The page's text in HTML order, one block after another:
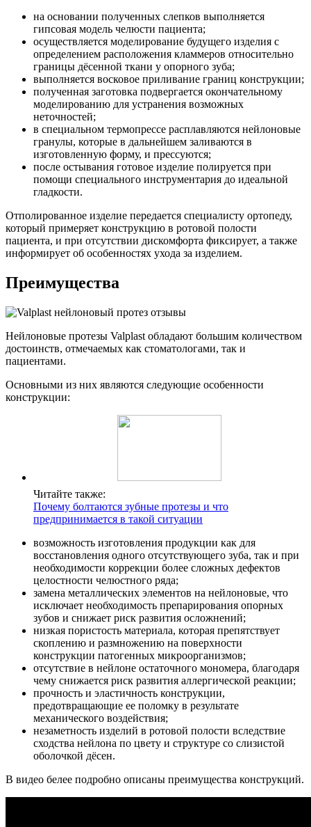
на основании полученных слепков выполняется
гипсовая модель челюсти пациента;
осуществляется моделирование будущего изделия с
определением расположения кламмеров относительно
границы дёсенной ткани у опорного зуба;
выполняется восковое приливание границ конструкции;
полученная заготовка подвергается окончательному
моделированию для устранения возможных
неточностей;
в специальном термопрессе расплавляются нейлоновые
гранулы, которые в дальнейшем заливаются в
изготовленную форму, и прессуются;
после остывания готовое изделие полируется при
помощи специального инструментария до идеальной
гладкости.
Отполированное изделие передается специалисту ортопеду,
который примеряет конструкцию в ротовой полости
пациента, и при отсутствии дискомфорта фиксирует, а также
информирует об особенностях ухода за изделием.
Преимущества
Нейлоновые протезы Valplast обладают большим количеством
достоинств, отмечаемых как стоматологами, так и
пациентами.
Основными из них являются следующие особенности
конструкции:
Читайте также:
Почему болтаются зубные протезы и что
предпринимается в такой ситуации
возможность изготовления продукции как для
восстановления одного отсутствующего зуба, так и при
необходимости коррекции более сложных дефектов
целостности челюстного ряда;
замена металлических элементов на нейлоновые, что
исключает необходимость препарирования опорных
зубов и снижает риск развития осложнений;
низкая пористость материала, которая препятствует
скоплению и размножению на поверхности
конструкции патогенных микроорганизмов;
отсутствие в нейлоне остаточного мономера, благодаря
чему снижается риск развития аллергической реакции;
прочность и эластичность конструкции,
предотвращающие ее поломку в результате
механического воздействия;
незаметность изделий в ротовой полости вследствие
сходства нейлона по цвету и структуре со слизистой
оболочкой дёсен.
В видео белее подробно описаны преимущества конструкций.